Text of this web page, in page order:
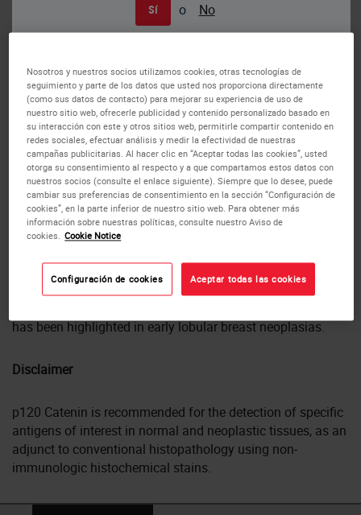
Sí o No
Human breast carcinoma: immunohistochemical staining for p120 Catenin
antigen. Note membrane and cytoplasmic staining of malignant cells. p120
P120 Catenin
Antigen Background
p120 Catenin is a regulator of cell-cell adhesion, achieved
through interaction with classical and Type II cadherins.
Evidence also exists for a role in the regulation of cadherin
availability on the cell surface. p120 Catenin also regulates
actin dynamics, placing it as a potential master regulator
of the cell motility/cell adhesion phenotypes.
for p120, with loss of p120 expression implicated in the
development of a tumor microenvironment and induction
has been highlighted in early lobular breast neoplasias.
Disclaimer
p120 Catenin is recommended for the detection of specific
antigens of interest in normal and neoplastic tissues, as an
adjunct to conventional histopathology using non-
immunologic histochemical stains.
Nosotros y nuestros socios utilizamos cookies, otras tecnologías de
seguimiento y parte de los datos que usted nos proporciona directamente
(como sus datos de contacto) para mejorar su experiencia de uso de
nuestro sitio web, ofrecerle publicidad y contenido personalizado basado en
su interacción con este y otros sitios web, permitirle compartir contenido en
redes sociales, efectuar análisis y medir la efectividad de nuestras
campañas publicitarias. Al hacer clic en “Aceptar todas las cookies”, usted
otorga su consentimiento al respecto y a que compartamos estos datos con
nuestros socios (consulte el enlace siguiente). Siempre que lo desee, puede
cambiar sus preferencias de consentimiento en la sección “Configuración de
cookies”, en la parte inferior de nuestro sitio web. Para obtener más
información sobre nuestras políticas, consulte nuestro Aviso de
cookies. Cookie Notice
Configuración de cookies Aceptar todas las cookies